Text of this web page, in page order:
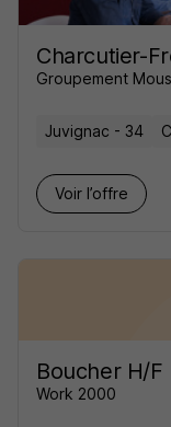
Charcutier-
Groupement
Juvignac - 34
Voir l’offre
Boucher H/F
Work 2000